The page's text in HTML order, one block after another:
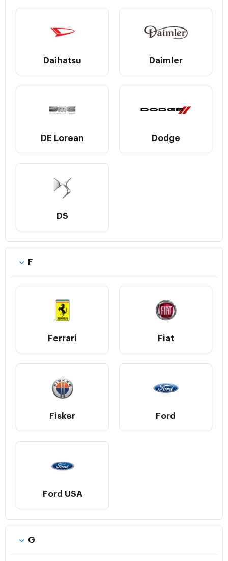
Daihatsu Daimler
DE Lorean Dodge
DS
F
Ferrari Fiat
Fisker Ford
Ford USA
G